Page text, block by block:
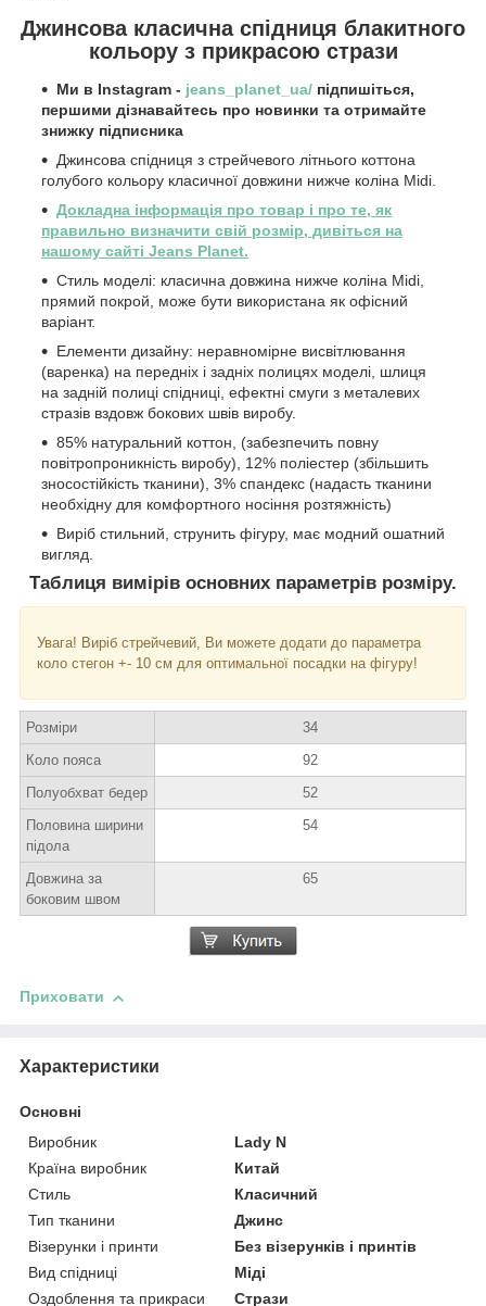
Джинсова класична спідниця блакитного
кольору з прикрасою стрази
Ми в Instagram - jeans_planet_ua/ підпишіться,
першими дізнавайтесь про новинки та отримайте
знижку підписника
Джинсова спідниця з стрейчевого літнього коттона
голубого кольору класичної довжини нижче коліна Midi.
Докладна інформація про товар і про те, як
правильно визначити свій розмір, дивіться на
нашому сайті Jeans Planet.
Стиль моделі: класична довжина нижче коліна Midi,
прямий покрой, може бути використана як офісний
варіант.
Елементи дизайну: неравномірне висвiтлювання
(варенка) на передніх і задніх полицях моделі, шлиця
на задній полиці спідниці, ефектні смуги з металевих
стразiв вздовж бокових швів виробу.
85% натуральний коттон, (забезпечить повну
повітропроникність виробу), 12% поліестер (збільшить
зносостійкість тканини), 3% спандекс (надасть тканини
необхідну для комфортного носіння розтяжність)
Виріб стильний, струнить фігуру, має модний ошатний
вигляд.
Таблиця вимірів основних параметрів розміру.
Увага! Виріб стрейчевий, Ви можете додати до параметра
коло стегон +- 10 см для оптимальної посадки на фігуру!
Розміри
34
Коло пояса
92
Полуобхват бедер
52
Половина ширини
підола
54
Довжина за
боковим швом
65
Приховати
Характеристики
Основні
Виробник
Lady N
Країна виробник
Китай
Стиль
Класичний
Тип тканини
Джинс
Візерунки і принти
Без візерунків і принтів
Вид спідниці
Міді
Оздоблення та прикраси
Стрази